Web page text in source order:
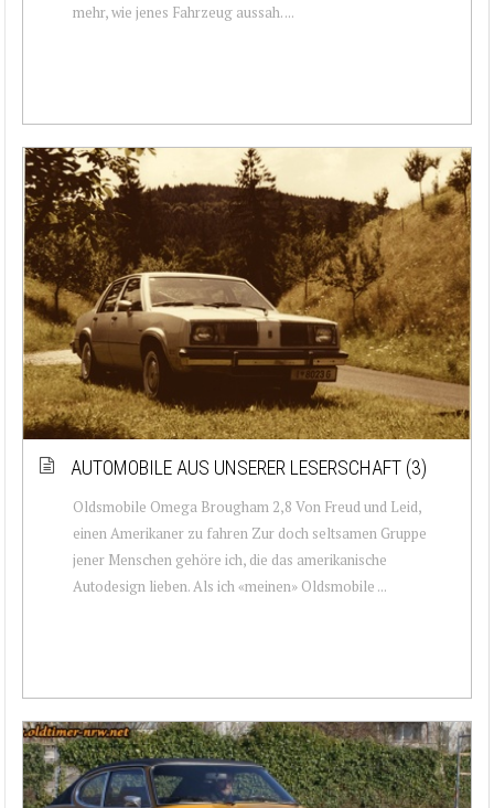
mehr, wie jenes Fahrzeug aussah. ...
AUTOMOBILE AUS UNSERER LESERSCHAFT (3)
Oldsmobile Omega Brougham 2,8 Von Freud und Leid,
einen Amerikaner zu fahren Zur doch seltsamen Gruppe
jener Menschen gehöre ich, die das amerikanische
Autodesign lieben. Als ich «meinen» Oldsmobile ...